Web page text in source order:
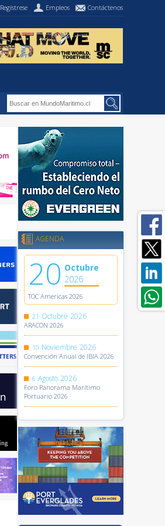
Regístrese Empleos Contáctenos
AGENDA
20 Octubre
2026
TOC Americas 2026
21 Octubre 2026
ARACON 2026
10 Noviembre 2026
Convención Anual de IBIA 2026
6 Agosto 2026
Foro Panorama Marítimo
Portuario 2026